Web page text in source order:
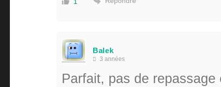
Balek
3 années
Parfait, pas de